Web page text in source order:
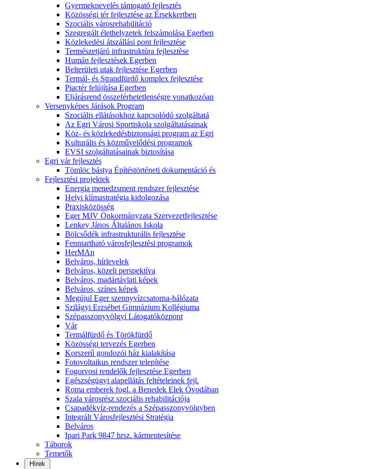
Gyermeknevelés támogató fejlesztés
Közösségi tér fejlesztése az Érsekkertben
Szociális városrehabilitáció
Szegregált élethelyzetek felszámolása Egerben
Közlekedési átszállási pont fejlesztése
Természetjáró infrastruktúra fejlesztése
Humán fejlesztések Egerben
Belterületi utak fejlesztése Egerben
Termál- és Strandfürdő komplex fejlesztése
Piactér felújítása Egerben
Eljárásrend összeférhetetlenségre vonatkozóan
Versenyképes Járások Program
Szociális ellátásokhoz kapcsolódó szolgáltatá
Az Egri Városi Sportiskola szolgáltatásainak
Köz- és közlekedésbiztonsági program az Egri
Kulturális és közművelődési programok
EVSI szolgáltatásainak biztosítása
Egri vár fejlesztés
Tömlöc bástya Építéstörténeti dokumentáció és
Fejlesztési projektek
Energia menedzsment rendszer fejlesztése
Helyi klímastratégia kidolgozása
Praxisközösség
Eger MJV Önkormányzata Szervezetfejlesztése
Lenkey János Általános Iskola
Bölcsődék infrastrukturális fejlesztése
Fenntartható városfejlesztési programok
HerMAn
Belváros, hírlevelek
Belváros, közeli perspektíva
Belváros, madártávlati képek
Belváros, színes képek
Megújul Eger szennyvízcsatorna-hálózata
Szilágyi Erzsébet Gimnázium Kollégiuma
Szépasszonyvölgyi Látogatóközpont
Vár
Termálfürdő és Törökfürdő
Közösségi tervezés Egerben
Korszerű gondozói ház kialakítása
Fotovoltaikus rendszer telepítése
Fogorvosi rendelők fejlesztése Egerben
Egészségügyi alapellátás feltételeinek fejl.
Roma emberek fogl. a Benedek Elek Óvodában
Szala városrész szociális rehabilitációja
Csapadékvíz-rendezés a Szépasszonyvölgyben
Integrált Városfejlesztési Stratégia
Belváros
Ipari Park 9847 hrsz. kármentesítése
Táborok
Temetők
Hírek